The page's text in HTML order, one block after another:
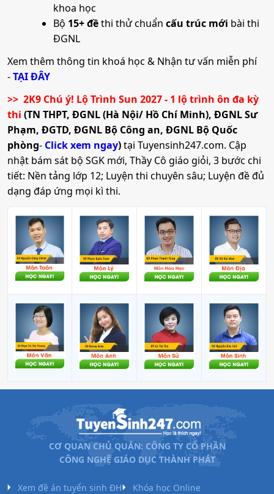
khoa học
Bộ 15+ đềthi thử chuẩn cấu trúc mới bài thi
ĐGNL
Xem thêm thông tin khoá học & Nhận tư vấn miễn phí
-TẠI ĐÂY
>> 2K9 Chú ý! Lộ Trình Sun 2027 - 1 lộ trình ôn đa kỳ
thi (TN THPT, ĐGNL (Hà Nội/ Hồ Chí Minh), ĐGNL Sư
Phạm, ĐGTD, ĐGNL Bộ Công an, ĐGNL Bộ Quốc
phòng- Click xem ngay)tại Tuyensinh247.com. Cập
nhật bám sát bộ SGK mới, Thầy Cô giáo giỏi, 3 bước chi
tiết: Nền tảng lớp 12; Luyện thi chuyên sâu; Luyện đề đủ
dạng đáp ứng mọi kì thi.
CƠ QUAN CHỦ QUẢN: CÔNG TY CỔ PHẦN
CÔNG NGHỆ GIÁO DỤC THÀNH PHÁT
Xem đề án tuyển sinh ĐH Khóa học Online